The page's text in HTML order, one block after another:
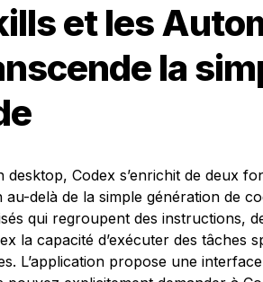
et les
la
desktop, Codex s’enrichit de deux
au-delà de la simple génération de
qui regroupent des instructions,
la capacité d’exécuter des tâches
L’application propose une